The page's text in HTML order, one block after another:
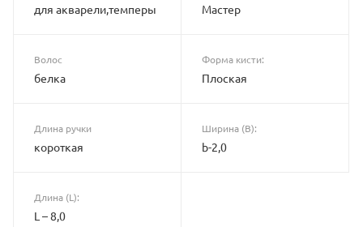
для акварели,темперы Мастер
Волос
белка
Форма кисти:
Плоская
Длина ручки
короткая
Ширина (B):
b-2,0
Длина (L):
L – 8,0